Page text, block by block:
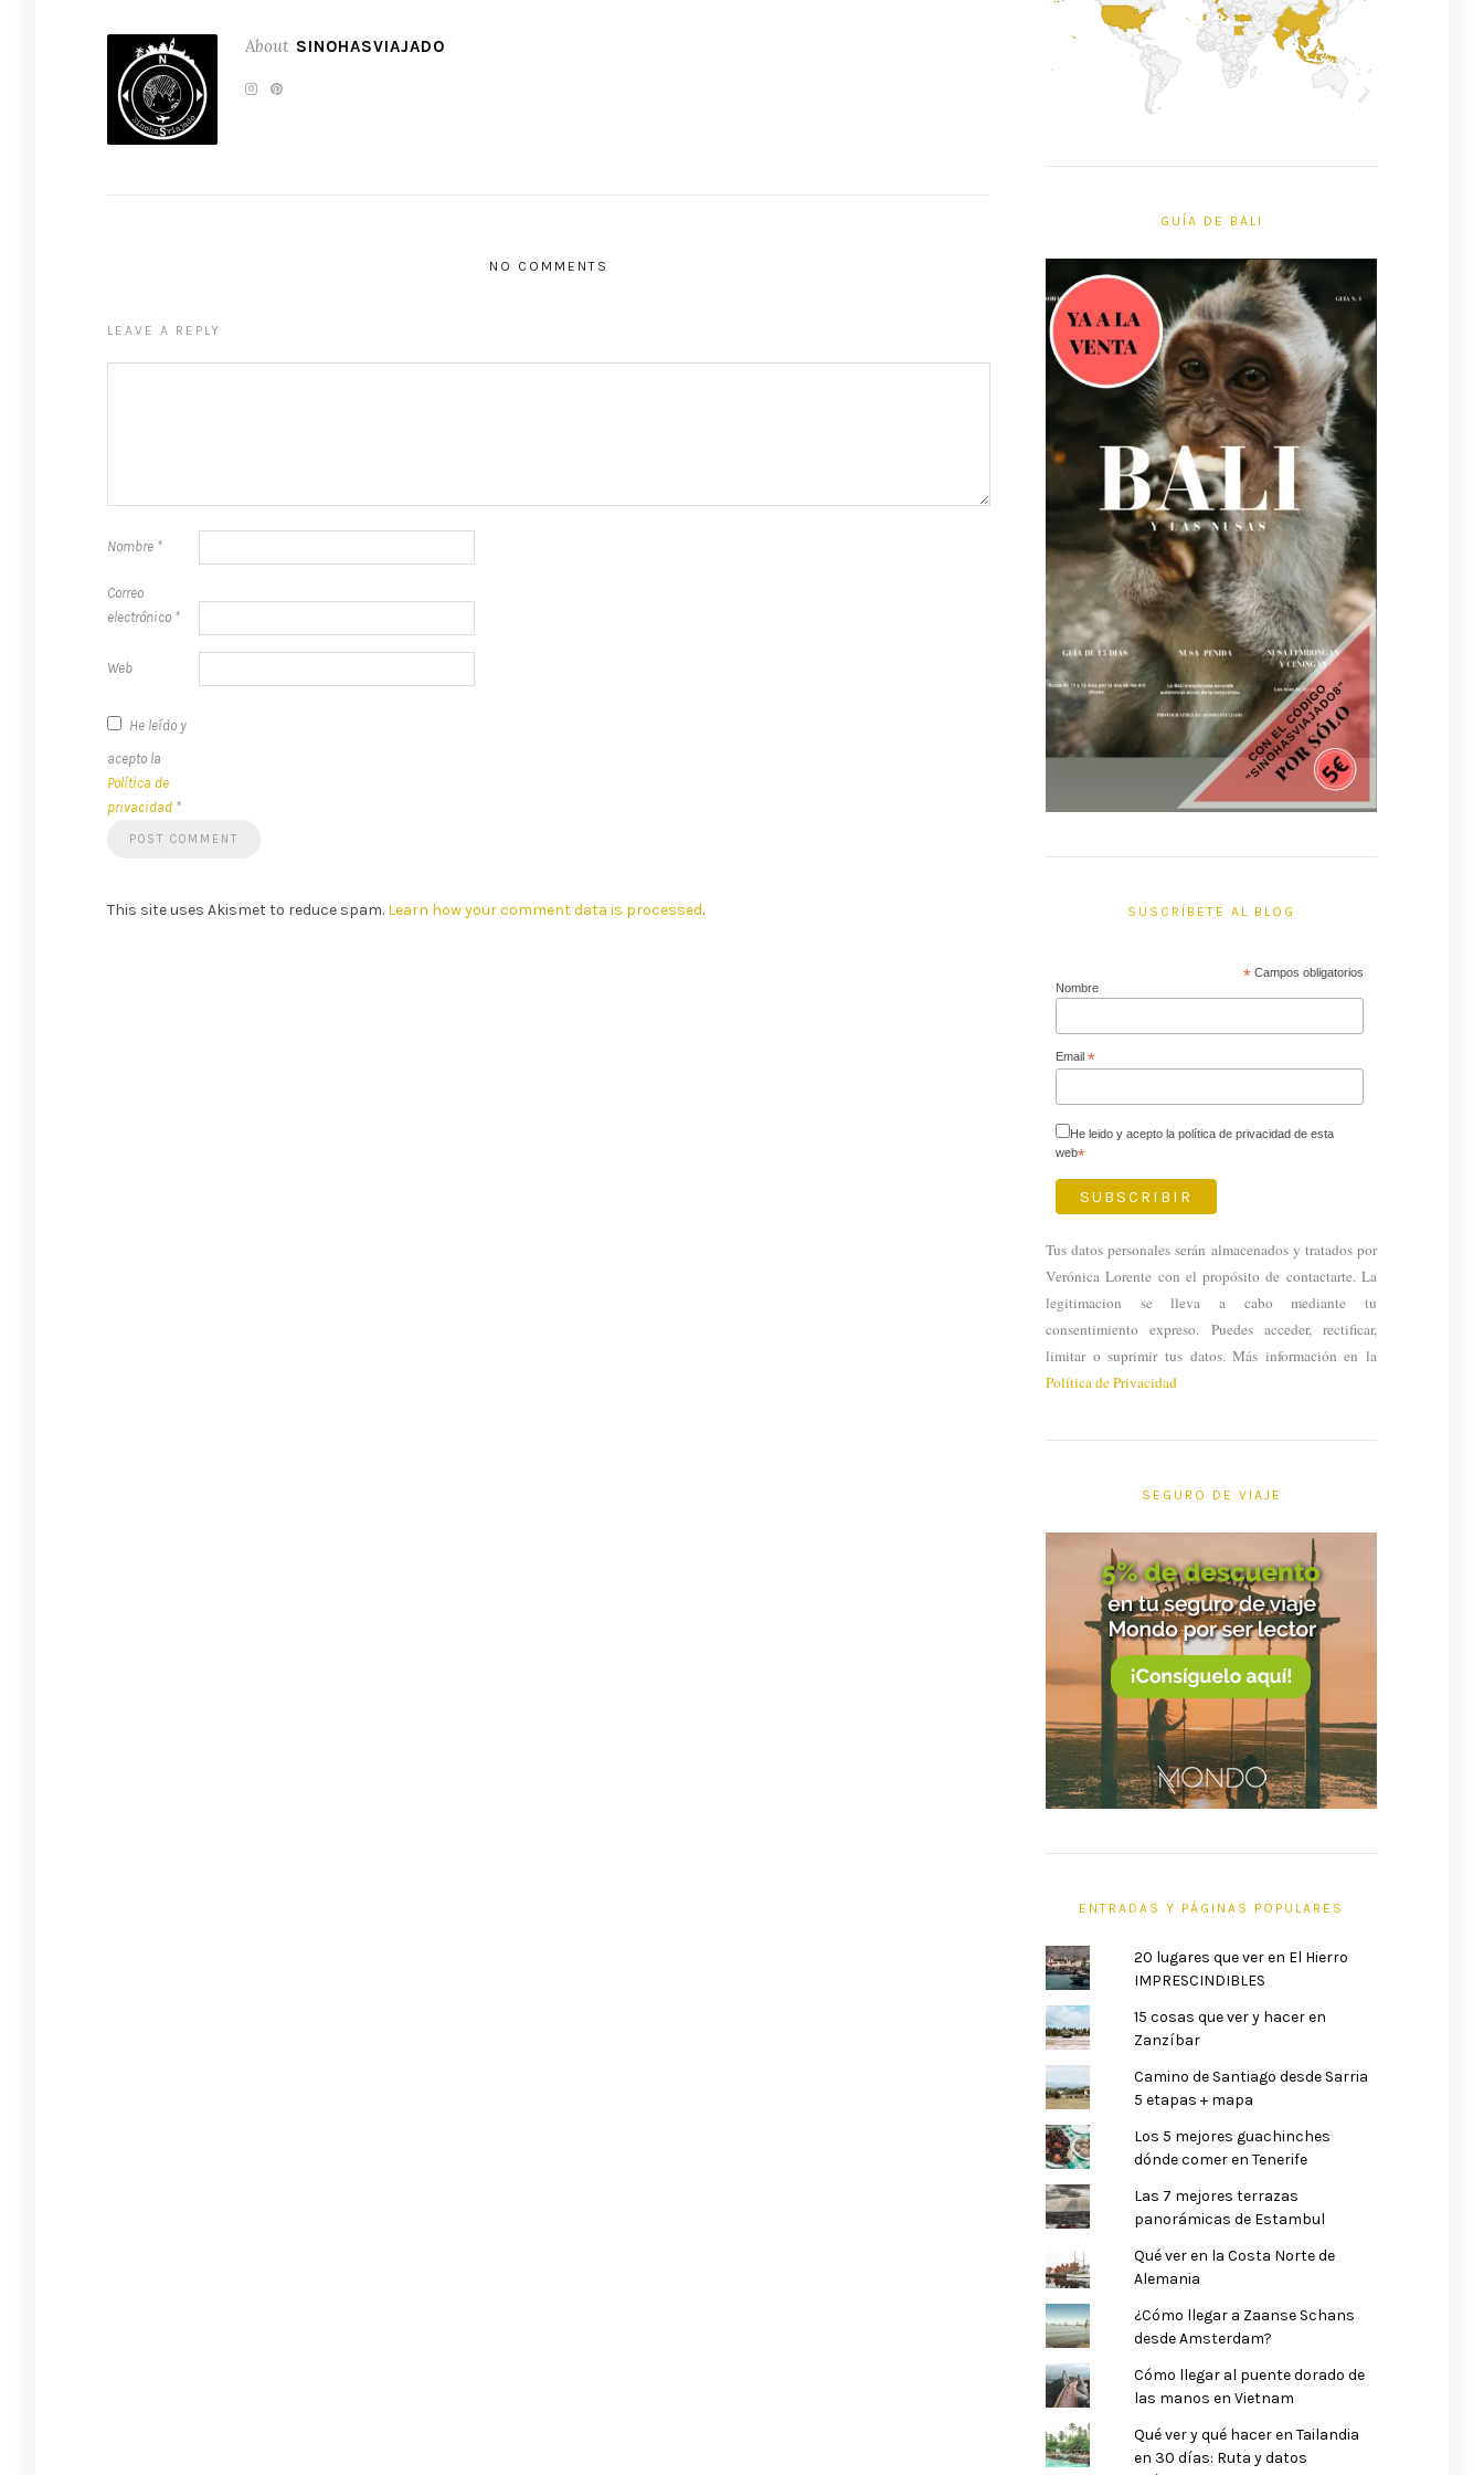
About SINOHASVIAJADO
NO COMMENTS
LEAVE A REPLY
Nombre *
Correo
electrónico *
Web
He leído y
acepto la
Política de
privacidad *
This site uses Akismet to reduce spam. Learn how your comment data is processed.
GUÍA DE BALI
SUSCRÍBETE AL BLOG
* Campos obligatorios
Nombre
Email *
He leido y acepto la política de privacidad de esta
web*
Tus datos personales serán almacenados y tratados por
Verónica Lorente con el propósito de contactarte. La
legitimacion se lleva a cabo mediante tu
consentimiento expreso. Puedes acceder, rectificar,
limitar o suprimir tus datos. Más información en la
Política de Privacidad
SEGURO DE VIAJE
ENTRADAS Y PÁGINAS POPULARES
20 lugares que ver en El Hierro
IMPRESCINDIBLES
15 cosas que ver y hacer en
Zanzíbar
Camino de Santiago desde Sarria
5 etapas + mapa
Los 5 mejores guachinches
dónde comer en Tenerife
Las 7 mejores terrazas
panorámicas de Estambul
Qué ver en la Costa Norte de
Alemania
¿Cómo llegar a Zaanse Schans
desde Amsterdam?
Cómo llegar al puente dorado de
las manos en Vietnam
Qué ver y qué hacer en Tailandia
en 30 días: Ruta y datos